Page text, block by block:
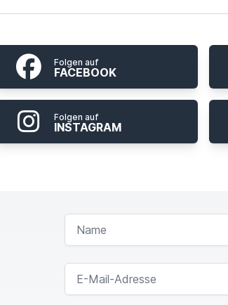
Folgen auf
FACEBOOK
Folgen auf
INSTAGRAM
NAME
E-MAIL-ADRESSE